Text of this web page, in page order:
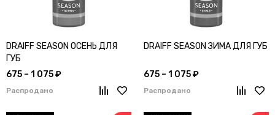
DRAIFF SEASON ОСЕНЬ ДЛЯ
ГУБ
675 – 1 075 ₽
Распродано
DRAIFF SEASON ЗИМА ДЛЯ ГУБ
675 – 1 075 ₽
Распродано